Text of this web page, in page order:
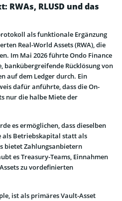
RWAs, RLUSD und das
als funktionale Ergänzung
Real-World Assets (RWA), die
Im Mai 2026 führte Ondo Finance
bankübergreifende Rücklösung von
auf dem Ledger durch. Ein
dafür anführte, dass die On-
nur die halbe Miete der
es ermöglichen, dass dieselben
als Betriebskapital statt als
bietet Zahlungsanbietern
es Treasury-Teams, Einnahmen
zu vordefinierten
ist als primäres Vault-Asset